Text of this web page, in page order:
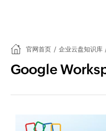
官网首页 / 企业云盘知识库
Google